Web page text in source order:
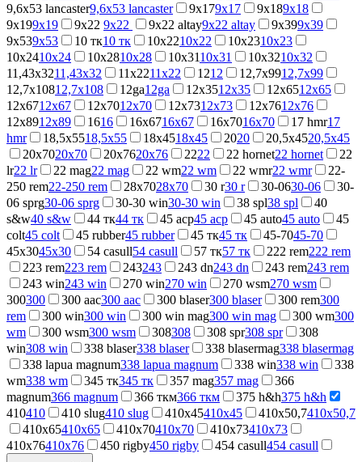
9,6x53 lancaster9,6x53 lancaster 9x179x17 9x189x18
9x199x19 9x22 9x22 9x22 altay9x22 altay 9x399x39
9x539x53 10 тк10 тк 10x2210x22 10x2310x23
10x2410x24 10x2810x28 10x3110x31 10x3210x32
11,43x3211,43x32 11x2211x22 1212 12,7x9912,7x99
12,7x10812,7x108 12ga12ga 12x3512x35 12x6512x65
12x6712x67 12x7012x70 12x7312x73 12x7612x76
12x8912x89 1616 16x6716x67 16x7016x70 17 hmr17
hmr
18,5х5518,5х55 18x4518x45 2020 20,5x4520,5x45
20x7020x70 20x7620x76 2222 22 hornet22 hornet
22
lr22 lr 22 mag22 mag 22 wm22 wm 22 wmr22 wmr
22-
250 rem22-250 rem 28x7028x70 30 r30 r 30-0630-06
30-
06 sprg30-06 sprg 30-30 win30-30 win 38 spl38 spl
40
s&w40 s&w 44 тк44 тк 45 acp45 acp 45 auto45 auto
45
colt45 colt 45 rubber45 rubber 45 тк45 тк 45-7045-70
45x3045x30 54 casull54 casull 57 тк57 тк 222 rem222 rem
223 rem223 rem 243243 243 dn243 dn 243 rem243 rem
243 win243 win 270 win270 win 270 wsm270 wsm
300300 300 aac300 aac 300 blaser300 blaser 300 rem300
rem
300 win300 win 300 win mag300 win mag 300 wm300
wm
300 wsm300 wsm 308308 308 spr308 spr
308
win308 win 338 blaser338 blaser 338 blasermag338 blasermag
338 lapua magnum338 lapua magnum 338 win338 win
338
wm338 wm 345 тк345 тк 357 mag357 mag
366
magnum366 magnum 366 ткм366 ткм 375 h&h375 h&h
410410 410 slug410 slug 410x45410x45 410x50,7410x50,7
410x65410x65 410x70410x70 410x73410x73
410x76410x76 450 rigby450 rigby 454 casull454 casull